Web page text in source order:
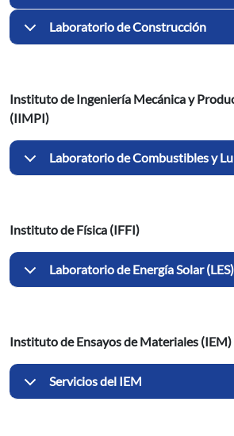
Laboratorio de Construcción
Instituto de Ingeniería Mecánica y
(IIMPI)
Laboratorio de Combustibles y
Instituto de Física (IFFI)
Laboratorio de Energía Solar (LES)
Instituto de Ensayos de Materiales (IEM)
Servicios del IEM